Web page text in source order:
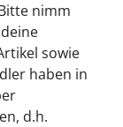
nimm
sowie
haben in
d.h.